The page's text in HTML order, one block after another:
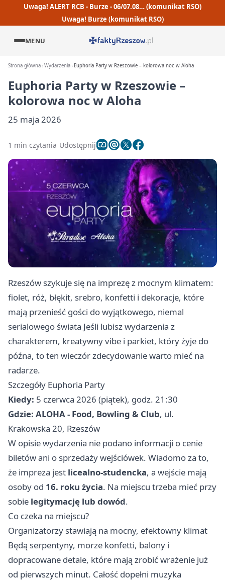
Uwaga! ALERT RCB - Burze - 06/07.08… (komunikat RSO)
Uwaga! Burze (komunikat RSO)
MENU
Strona główna Wydarzenia Euphoria Party w Rzeszowie – kolorowa noc w Aloha
Euphoria Party w Rzeszowie –
kolorowa noc w Aloha
25 maja 2026
1 min czytania Udostępnij
Rzeszów szykuje się na imprezę z mocnym klimatem:
fiolet, róż, błękit, srebro, konfetti i dekoracje, które
mają przenieść gości do wyjątkowego, niemal
serialowego świata Jeśli lubisz wydarzenia z
charakterem, kreatywny vibe i parkiet, który żyje do
późna, to ten wieczór zdecydowanie warto mieć na
radarze.
Szczegóły Euphoria Party
Kiedy: 5 czerwca 2026 (piątek), godz. 21:30
Gdzie: ALOHA - Food, Bowling & Club, ul.
Krakowska 20, Rzeszów
W opisie wydarzenia nie podano informacji o cenie
biletów ani o sprzedaży wejściówek. Wiadomo za to,
że impreza jest licealno-studencka, a wejście mają
osoby od 16. roku życia. Na miejscu trzeba mieć przy
sobie legitymację lub dowód.
Co czeka na miejscu?
Organizatorzy stawiają na mocny, efektowny klimat
Będą serpentyny, morze konfetti, balony i
dopracowane detale, które mają zrobić wrażenie już
od pierwszych minut. Całość dopełni muzyka